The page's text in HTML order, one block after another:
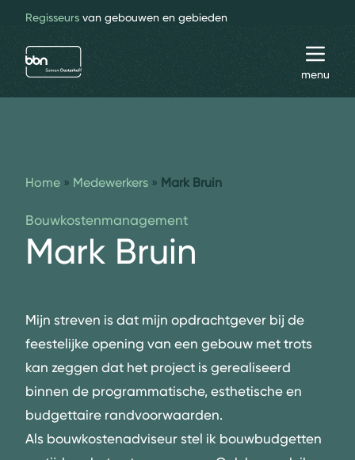
Regisseurs van gebouwen en gebieden
bbn adviseurs
menu
Home » Medewerkers » Mark Bruin
Bouwkostenmanagement
Mark Bruin
Mijn streven is dat mijn opdrachtgever bij de
feestelijke opening van een gebouw met trots
kan zeggen dat het project is gerealiseerd
binnen de programmatische, esthetische en
budgettaire randvoorwaarden.
Als bouwkostenadviseur stel ik bouwbudgetten